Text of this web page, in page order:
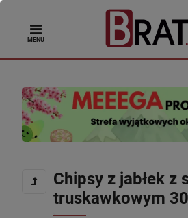
MENU
Chipsy z jabłek z
truskawkowym